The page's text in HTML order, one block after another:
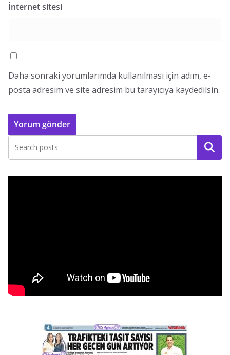
İnternet sitesi
Daha sonraki yorumlarımda kullanılması için adım, e-
posta adresim ve site adresim bu tarayıcıya kaydedilsin.
Ara